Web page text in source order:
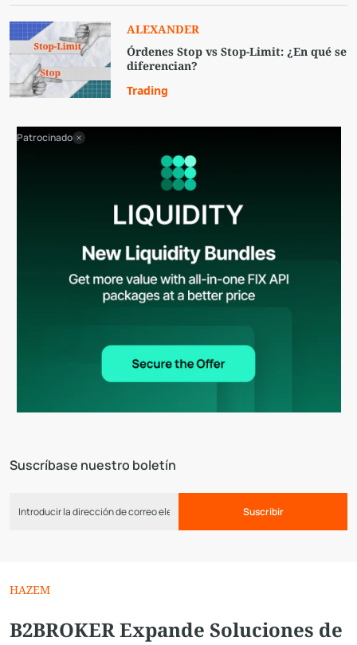
Suscríbase nuestro boletín
Suscribir
ALEXANDER
Órdenes Stop vs Stop-Limit: ¿En qué se
diferencian?
Trading
Patrocinado
HAZEM
B2BROKER Expande Soluciones de